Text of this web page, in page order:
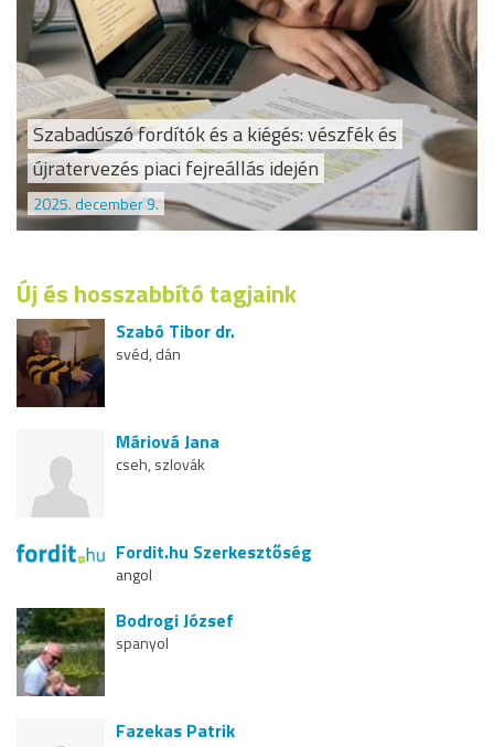
Szabadúszó fordítók és a kiégés: vészfék és
újratervezés piaci fejreállás idején
2025. december 9.
Új és hosszabbító tagjaink
Szabó Tibor dr.
svéd, dán
Máriová Jana
cseh, szlovák
Fordit.hu Szerkesztőség
angol
Bodrogi József
spanyol
Fazekas Patrik